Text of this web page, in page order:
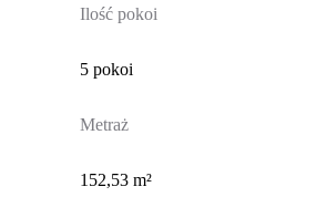
Ilość pokoi
5 pokoi
Metraż
152,53 m²